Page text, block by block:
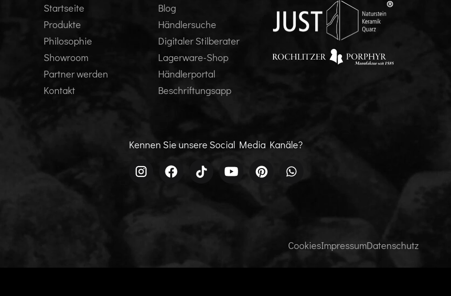
Startseite
Produkte
Philosophie
Showroom
Partner werden
Kontakt
Blog
Händlersuche
Digitaler Stilberater
Lagerware-Shop
Händlerportal
Beschriftungsapp
Kennen Sie unsere Social Media Kanäle?
CookiesImpressumDatenschutz